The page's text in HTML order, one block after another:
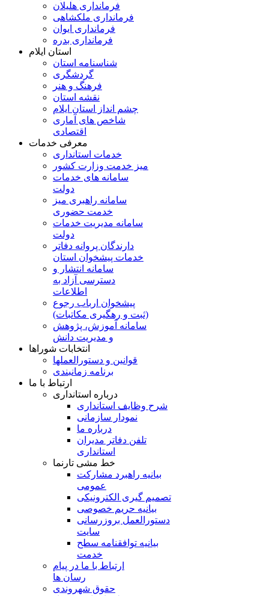
فرمانداری هلیلان
فرمانداری ملکشاهی
فرمانداری ایوان
فرمانداری بدره
استان ایلام
شناسنامه استان
گردشگری
فرهنگ و هنر
نقشه استان
چشم انداز استان ایلام
شاخص های آماری
اقتصادی
معرفی خدمات
خدمات استانداری
میز خدمت وزارت کشور
سامانه های خدمات
دولت
سامانه راهبری میز
خدمت حضوری
سامانه مدیریت خدمات
دولت
دارندگان پروانه دفاتر
خدمات پیشخوان استان
سامانه انتشار و
دسترسی آزاد به
اطلاعات
پیشخوان ارباب رجوع
(ثبت و رهگیری مکاتبات)
سامانه آموزش، پژوهش
و مدیریت دانش
انتخابات شوراها
قوانین و دستورالعملها
برنامه زمانبندی
ارتباط با ما
درباره استانداری
شرح وظایف استانداری
نمودار سازمانی
درباره ما
تلفن دفاتر مدیران
استانداری
خط مشی تارنما
بیانیه راهبرد مشارکت
عمومی
تصمیم گیری الکترونیکی
بیانیه حریم خصوصی
دستورالعمل بروزرسانی
سایت
بیانیه توافقنامه سطح
خدمت
ارتباط با ما در پیام
رسان ها
حقوق شهروندی